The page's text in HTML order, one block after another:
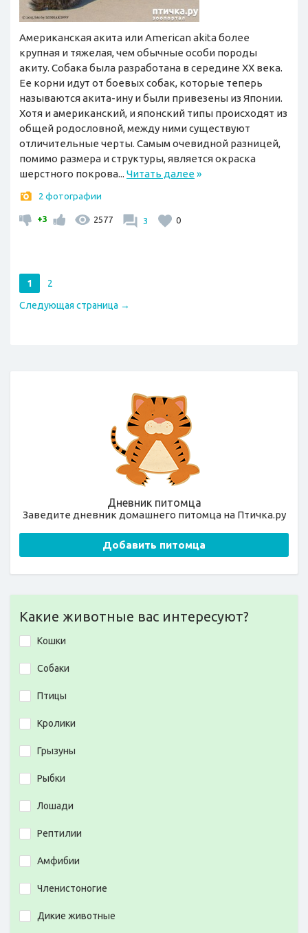
Американская акита или American akita более
крупная и тяжелая, чем обычные особи породы
акиту. Собака была разработана в середине XX века.
Ее корни идут от боевых собак, которые теперь
называются акита-ину и были привезены из Японии.
Хотя и американский, и японский типы происходят из
общей родословной, между ними существуют
отличительные черты. Самым очевидной разницей,
помимо размера и структуры, является окраска
шерстного покрова... Читать далее»
2 фотографии
+3 2577 3 0
1
2
Следующая страница →
Дневник питомца
Заведите дневник домашнего питомца на Птичка.ру
Добавить питомца
Какие животные вас интересуют?
Кошки
Собаки
Птицы
Кролики
Грызуны
Рыбки
Лошади
Рептилии
Амфибии
Членистоногие
Дикие животные